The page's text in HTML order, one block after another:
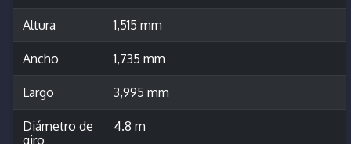
Altura 1,515 mm
Ancho 1,735 mm
Largo 3,995 mm
Diámetro de
giro
4.8 m